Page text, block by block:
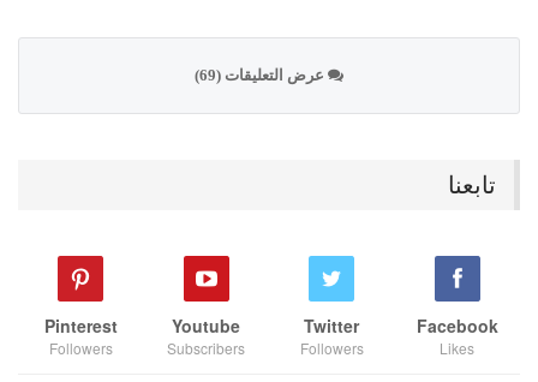
عرض التعليقات (69)
تابعنا
Facebook
Likes
Twitter
Followers
Youtube
Subscribers
Pinterest
Followers